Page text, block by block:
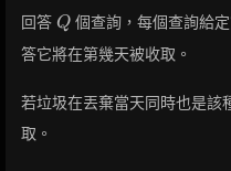
q_i =
r_i
回答 Q
Q 個查詢，每個查詢給
答它將在第幾天被收取。
若垃圾在丟棄當天同時也是該
取。